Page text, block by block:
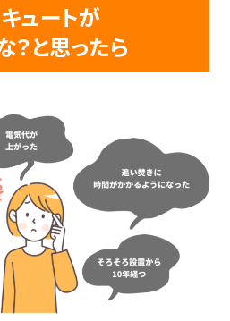
ュートが
？と思ったら